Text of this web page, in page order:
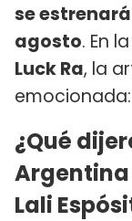
se
agosto. En
Luck Ra, la
emocionada:
¿Qué
Argentina
Lali